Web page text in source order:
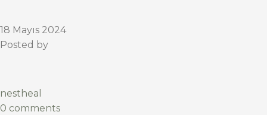
18 Mayıs 2024
Posted by
nestheal
0 comments